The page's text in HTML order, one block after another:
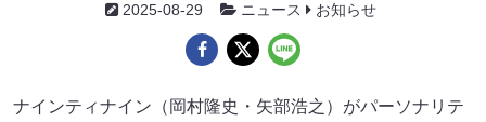
2025-08-29 ニュース お知らせ
ナインティナイン（岡村隆史・矢部浩之）がパーソナリテ